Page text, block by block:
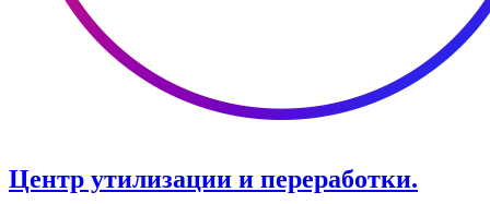
Центр утилизации и переработки.